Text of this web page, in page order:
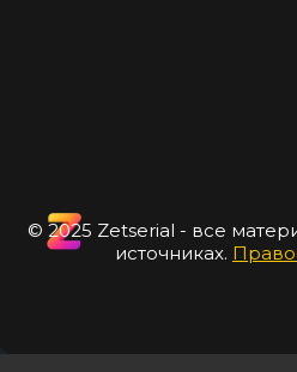
© 2025 Zetserial - все
источниках.